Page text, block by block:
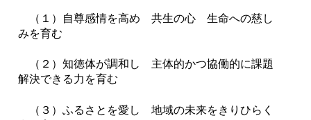
（１）
自尊感情を高め 共生の心 生命への慈し
みを育む
（２）知徳体が調和し 主体的かつ協働的に課題
解決できる力を育む
（３）ふるさとを愛し 地域の未来をきりひらく